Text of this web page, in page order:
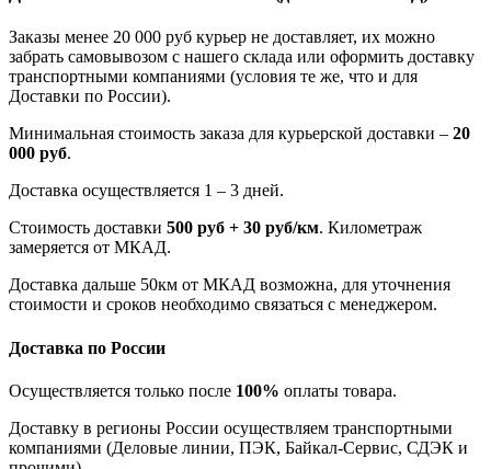
Заказы менее 20 000 руб курьер не доставляет, их можно
забрать самовывозом с нашего склада или оформить доставку
транспортными компаниями (условия те же, что и для
Доставки по России).
Минимальная стоимость заказа для курьерской доставки – 20
000 руб.
Доставка осуществляется 1 – 3 дней.
Стоимость доставки 500 руб + 30 руб/км. Километраж
замеряется от МКАД.
Доставка дальше 50км от МКАД возможна, для уточнения
стоимости и сроков необходимо связаться с менеджером.
Доставка по России
Осуществляется только после 100% оплаты товара.
Доставку в регионы России осуществляем транспортными
компаниями (Деловые линии, ПЭК, Байкал-Сервис, СДЭК и